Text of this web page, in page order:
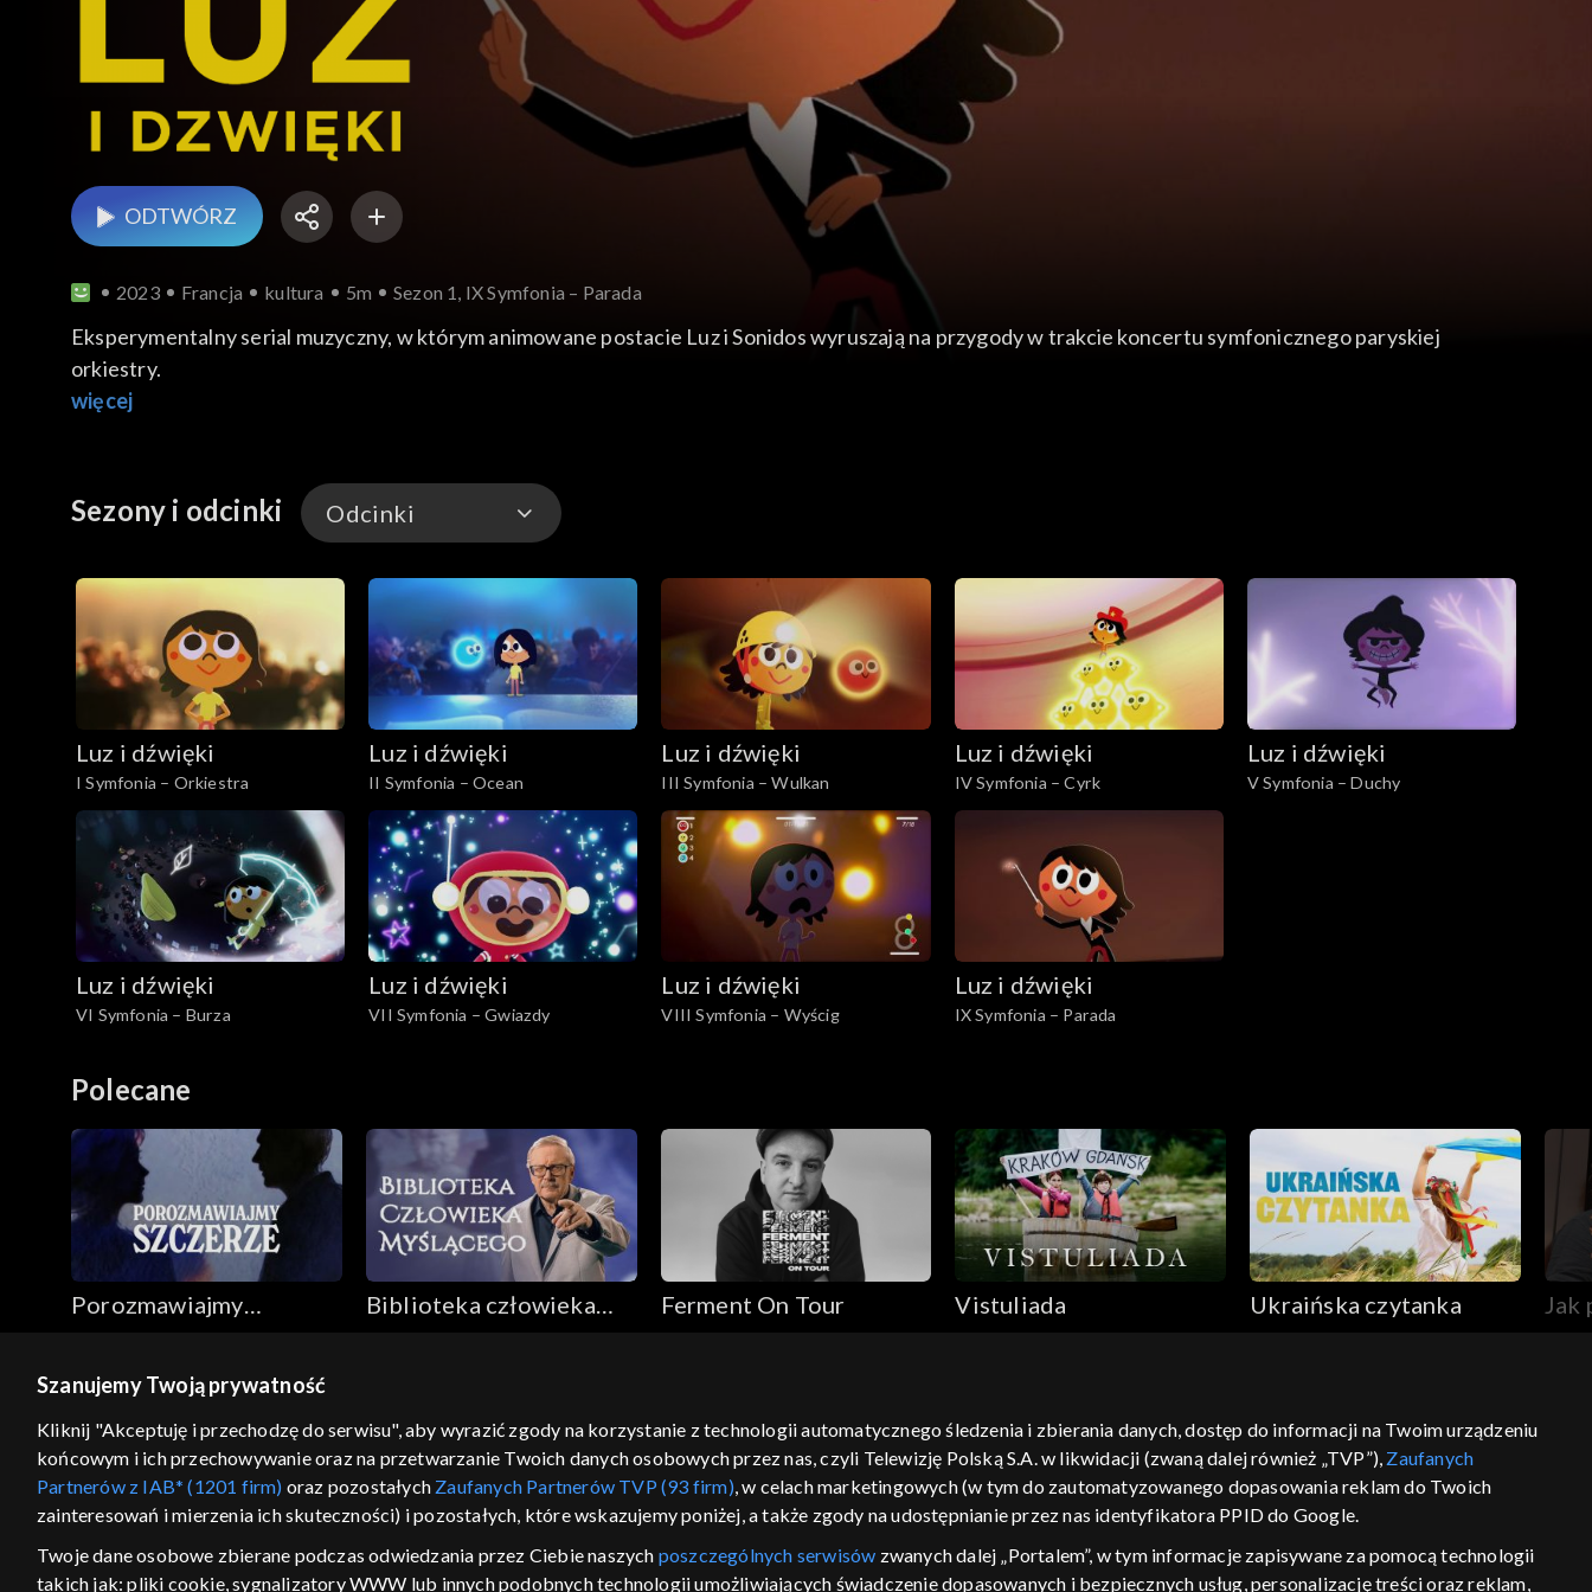
ODTWÓRZ
2023 Francja kultura 5m Sezon 1, IX Symfonia – Parada
Eksperymentalny serial muzyczny, w którym animowane postacie Luz i Sonidos wyruszają na przygody w trakcie koncertu symfonicznego paryskiej
orkiestry.
więcej
Sezony i odcinki Odcinki
Odcinki
Luz i dźwięki
I Symfonia – Orkiestra
Luz i dźwięki
II Symfonia – Ocean
Luz i dźwięki
III Symfonia – Wulkan
Luz i dźwięki
IV Symfonia – Cyrk
Luz i dźwięki
V Symfonia – Duchy
Luz i dźwięki
VI Symfonia – Burza
Luz i dźwięki
VII Symfonia – Gwiazdy
Luz i dźwięki
VIII Symfonia – Wyścig
Luz i dźwięki
IX Symfonia – Parada
Polecane
Porozmawiajmy
Biblioteka człowieka
Ferment On Tour Vistuliada Ukraińska czytanka
Jak
GEOLOKALIZACJA
ŁĄCZYSZ SIĘ SPOZA POLSKI
Kraj, z którego się łączysz, to Stany Zjednoczone ,
regulamin serwisu cennik polityka prywatności moje zgody pomoc kontakt voucher dostępność informacje o dostawcy usług
Szanujemy Twoją prywatność
Kliknij "Akceptuję i przechodzę do serwisu", aby wyrazić zgody na korzystanie z technologii automatycznego śledzenia i zbierania danych, dostęp do informacji na Twoim urządzeniu
końcowym i ich przechowywanie oraz na przetwarzanie Twoich danych osobowych przez nas, czyli Telewizję Polską S.A. w likwidacji (zwaną dalej również „TVP”), Zaufanych
Partnerów z IAB* (1201 firm) oraz pozostałych Zaufanych Partnerów TVP (93 firm), w celach marketingowych (w tym do zautomatyzowanego dopasowania reklam do Twoich
zainteresowań i mierzenia ich skuteczności) i pozostałych, które wskazujemy poniżej, a także zgody na udostępnianie przez nas identyfikatora PPID do Google.
Twoje dane osobowe zbierane podczas odwiedzania przez Ciebie naszych poszczególnych serwisów zwanych dalej „Portalem”, w tym informacje zapisywane za pomocą technologii
takich jak: pliki cookie, sygnalizatory WWW lub innych podobnych technologii umożliwiających świadczenie dopasowanych i bezpiecznych usług, personalizację treści oraz reklam,